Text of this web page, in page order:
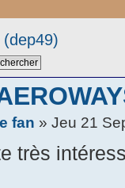
(dep49)
fan » Jeu 21
très